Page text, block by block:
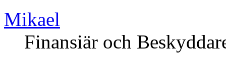
Mikael
Finansiär och